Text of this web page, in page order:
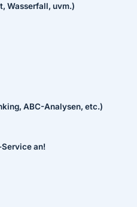
Wasserfall, uvm.)
ABC-Analysen, etc.)
an!